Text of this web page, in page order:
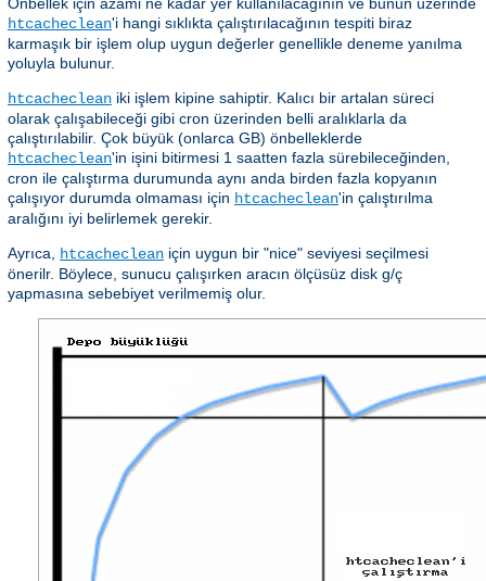
Önbellek için azami ne kadar yer kullanılacağının ve bunun üzerinde
htcacheclean'i hangi sıklıkta çalıştırılacağının tespiti biraz
karmaşık bir işlem olup uygun değerler genellikle deneme yanılma
yoluyla bulunur.
htcacheclean iki işlem kipine sahiptir. Kalıcı bir artalan süreci
olarak çalışabileceği gibi cron üzerinden belli aralıklarla da
çalıştırılabilir. Çok büyük (onlarca GB) önbelleklerde
htcacheclean'in işini bitirmesi 1 saatten fazla sürebileceğinden,
cron ile çalıştırma durumunda aynı anda birden fazla kopyanın
çalışıyor durumda olmaması için htcacheclean'in çalıştırılma
aralığını iyi belirlemek gerekir.
Ayrıca, htcacheclean için uygun bir "nice" seviyesi seçilmesi
önerilr. Böylece, sunucu çalışırken aracın ölçüsüz disk g/ç
yapmasına sebebiyet verilmemiş olur.